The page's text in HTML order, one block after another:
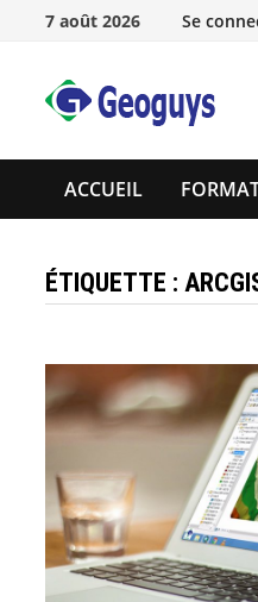
Passer
contenu
7 août 2026 Se
ACCUEIL
ÉTIQUETTE :